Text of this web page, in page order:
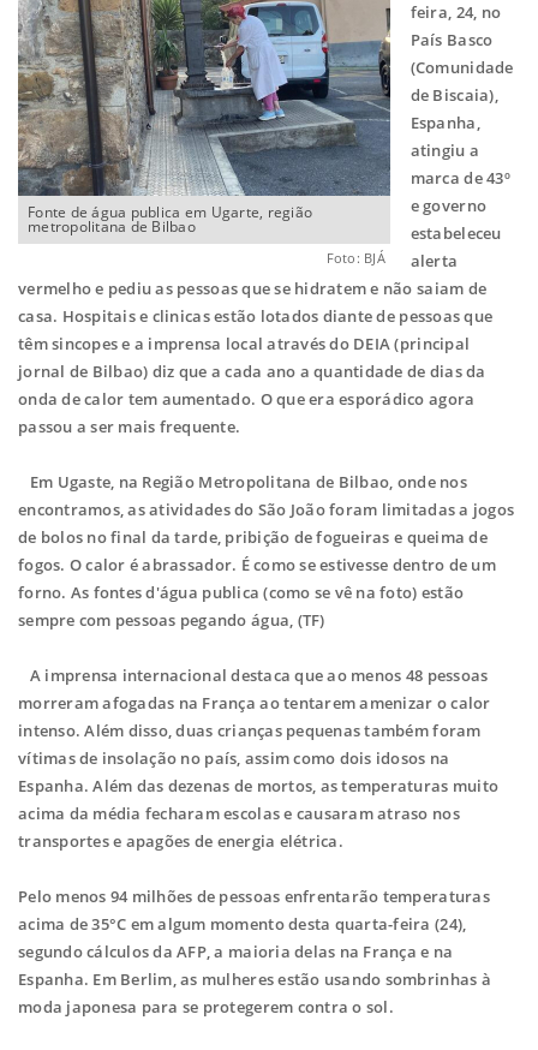
Fonte de água publica em Ugarte, região
metropolitana de Bilbao
Foto: BJÁ
feira, 24, no
País Basco
(Comunidade
de Biscaia),
Espanha,
atingiu a
marca de 43º
e governo
estabeleceu
alerta
vermelho e pediu as pessoas que se hidratem e não saiam de
casa. Hospitais e clinicas estão lotados diante de pessoas que
têm sincopes e a imprensa local através do DEIA (principal
jornal de Bilbao) diz que a cada ano a quantidade de dias da
onda de calor tem aumentado. O que era esporádico agora
passou a ser mais frequente.
Em Ugaste, na Região Metropolitana de Bilbao, onde nos
encontramos, as atividades do São João foram limitadas a jogos
de bolos no final da tarde, pribição de fogueiras e queima de
fogos. O calor é abrassador. É como se estivesse dentro de um
forno. As fontes d'água publica (como se vê na foto) estão
sempre com pessoas pegando água, (TF)
A imprensa internacional destaca que ao menos 48 pessoas
morreram afogadas na França ao tentarem amenizar o calor
intenso. Além disso, duas crianças pequenas também foram
vítimas de insolação no país, assim como dois idosos na
Espanha. Além das dezenas de mortos, as temperaturas muito
acima da média fecharam escolas e causaram atraso nos
transportes e apagões de energia elétrica.
Pelo menos 94 milhões de pessoas enfrentarão temperaturas
acima de 35°C em algum momento desta quarta-feira (24),
segundo cálculos da AFP, a maioria delas na França e na
Espanha. Em Berlim, as mulheres estão usando sombrinhas à
moda japonesa para se protegerem contra o sol.